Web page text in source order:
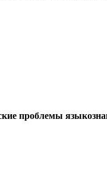
проблемы